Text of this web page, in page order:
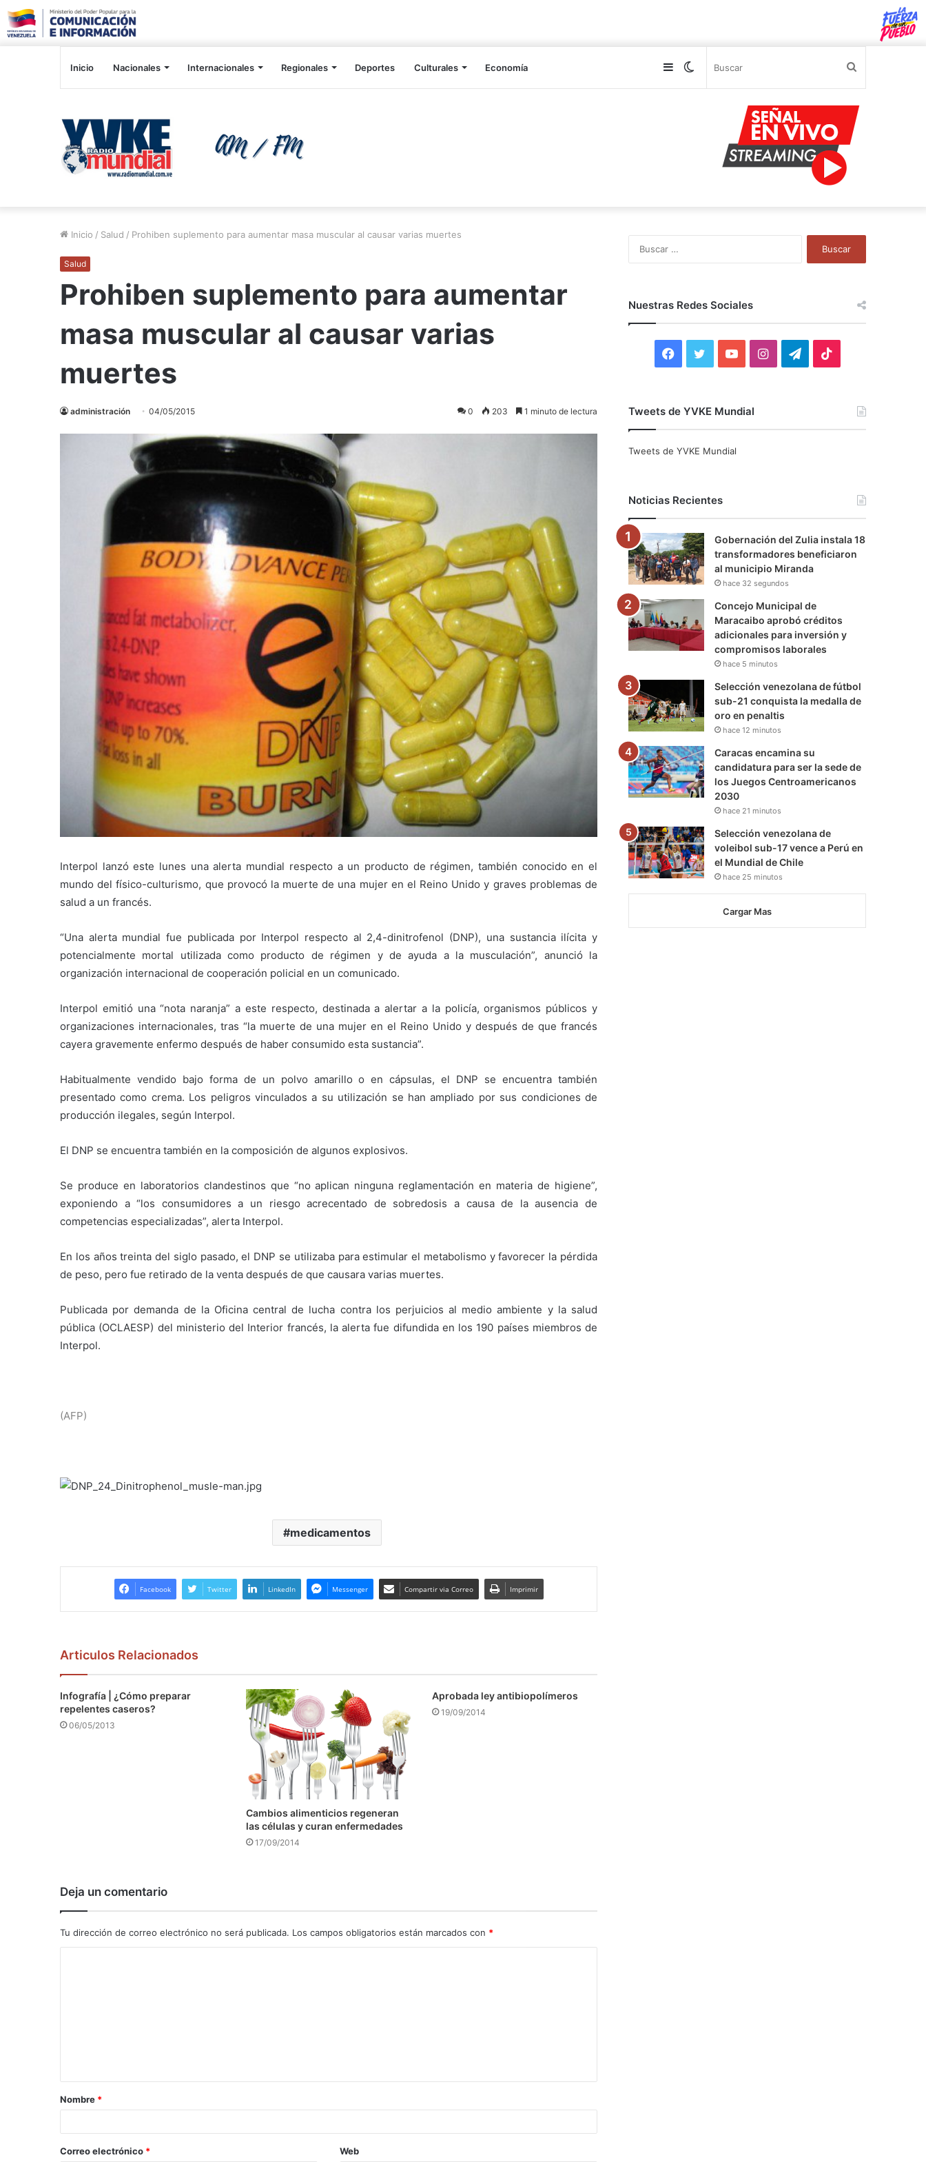
Inicio Nacionales Internacionales Regionales Deportes Culturales Economía Switch
Sidebar
Inicio / Salud / Prohiben suplemento para aumentar masa muscular al causar varias muertes
Salud
Prohiben suplemento para aumentar
masa muscular al causar varias
muertes
administración 04/05/2015 0 203 1 minuto de lectura
Interpol lanzó este lunes una alerta mundial respecto a un producto de régimen, también conocido en el
mundo del físico-culturismo, que provocó la muerte de una mujer en el Reino Unido y graves problemas de
salud a un francés.
“Una alerta mundial fue publicada por Interpol respecto al 2,4-dinitrofenol (DNP), una sustancia ilícita y
potencialmente mortal utilizada como producto de régimen y de ayuda a la musculación”, anunció la
organización internacional de cooperación policial en un comunicado.
Interpol emitió una “nota naranja” a este respecto, destinada a alertar a la policía, organismos públicos y
organizaciones internacionales, tras “la muerte de una mujer en el Reino Unido y después de que francés
cayera gravemente enfermo después de haber consumido esta sustancia”.
Habitualmente vendido bajo forma de un polvo amarillo o en cápsulas, el DNP se encuentra también
presentado como crema. Los peligros vinculados a su utilización se han ampliado por sus condiciones de
producción ilegales, según Interpol.
El DNP se encuentra también en la composición de algunos explosivos.
Se produce en laboratorios clandestinos que “no aplican ninguna reglamentación en materia de higiene”,
exponiendo a “los consumidores a un riesgo acrecentado de sobredosis a causa de la ausencia de
competencias especializadas”, alerta Interpol.
En los años treinta del siglo pasado, el DNP se utilizaba para estimular el metabolismo y favorecer la pérdida
de peso, pero fue retirado de la venta después de que causara varias muertes.
Publicada por demanda de la Oficina central de lucha contra los perjuicios al medio ambiente y la salud
pública (OCLAESP) del ministerio del Interior francés, la alerta fue difundida en los 190 países miembros de
Interpol.
(AFP)
medicamentos
Facebook Twitter LinkedIn Messenger Compartir via Correo Imprimir
Articulos Relacionados
Infografía | ¿Cómo preparar
repelentes caseros?
06/05/2013
Cambios alimenticios regeneran
las células y curan enfermedades
17/09/2014
Aprobada ley antibiopolímeros
19/09/2014
Deja un comentario
Tu dirección de correo electrónico no será publicada. Los campos obligatorios están marcados con *
a
r
Nombre *
Correo electrónico * Web
Nuestras Redes Sociales
F
c
o
k
i
r
Y
u
e
I
r
a
m
T
a
m
Tweets de YVKE Mundial
Tweets de YVKE Mundial
Noticias Recientes
Gobernación del Zulia instala 18
transformadores beneficiaron
al municipio Miranda
hace 32 segundos
Concejo Municipal de
Maracaibo aprobó créditos
adicionales para inversión y
compromisos laborales
hace 5 minutos
Selección venezolana de fútbol
sub-21 conquista la medalla de
oro en penaltis
hace 12 minutos
Caracas encamina su
candidatura para ser la sede de
los Juegos Centroamericanos
2030
hace 21 minutos
Selección venezolana de
voleibol sub-17 vence a Perú en
el Mundial de Chile
hace 25 minutos
Cargar Mas